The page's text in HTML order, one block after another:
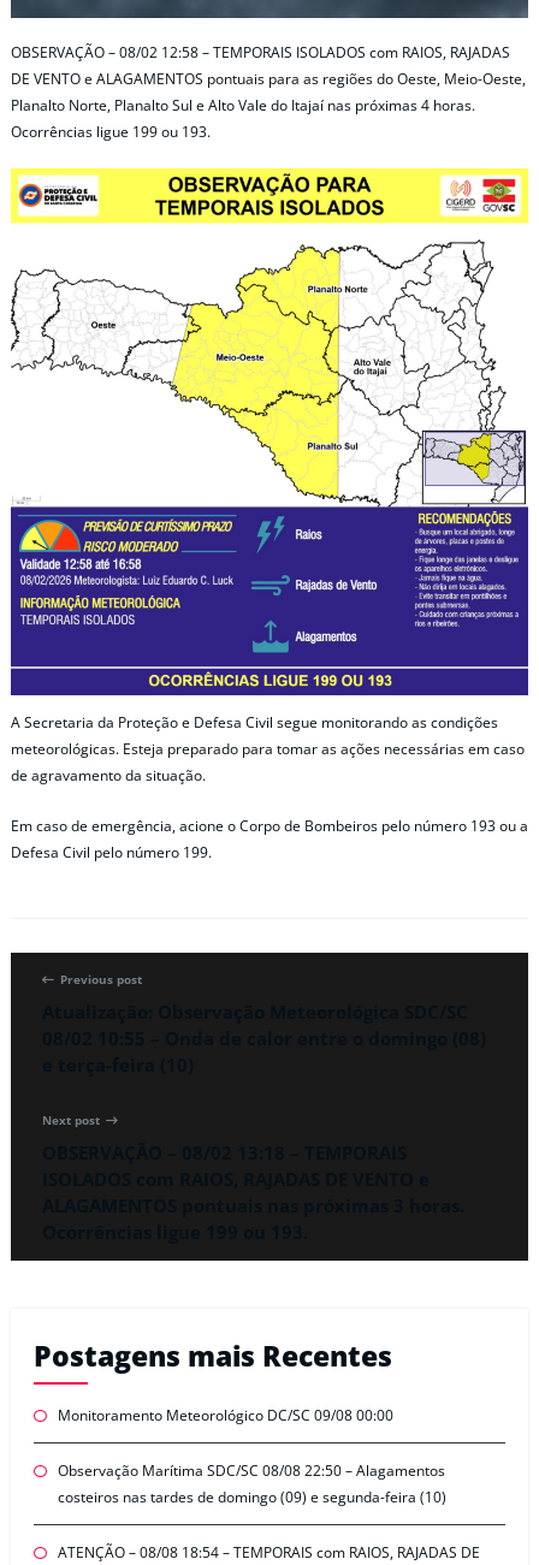
OBSERVAÇÃO – 08/02 12:58 – TEMPORAIS ISOLADOS com RAIOS, RAJADAS
DE VENTO e ALAGAMENTOS pontuais para as regiões do Oeste, Meio-Oeste,
Planalto Norte, Planalto Sul e Alto Vale do Itajaí nas próximas 4 horas.
Ocorrências ligue 199 ou 193.
A Secretaria da Proteção e Defesa Civil segue monitorando as condições
meteorológicas. Esteja preparado para tomar as ações necessárias em caso
de agravamento da situação.
Em caso de emergência, acione o Corpo de Bombeiros pelo número 193 ou a
Defesa Civil pelo número 199.
Previous post
Next post
Postagens mais Recentes
Monitoramento Meteorológico DC/SC 09/08 00:00
Observação Marítima SDC/SC 08/08 22:50 – Alagamentos
costeiros nas tardes de domingo (09) e segunda-feira (10)
ATENÇÃO – 08/08 18:54 – TEMPORAIS com RAIOS, RAJADAS DE